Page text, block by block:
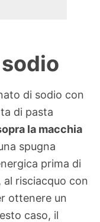
di sodio con
di pasta
la macchia
spugna
prima di
risciacquo con
ottenere un
caso, il